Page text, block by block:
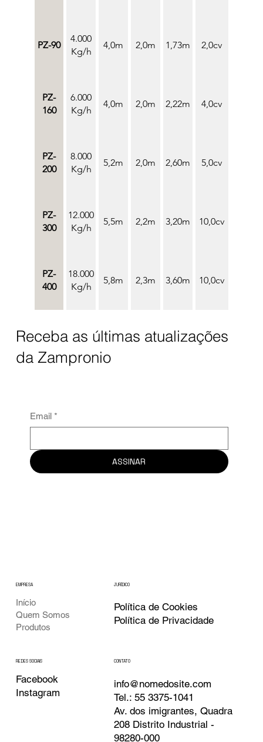
PZ-90
4.000
Kg/h
4,0m 2,0m 1,73m 2,0cv
PZ-
160
6.000
Kg/h
4,0m 2,0m 2,22m 4,0cv
PZ-
200
8.000
Kg/h
5,2m 2,0m 2,60m 5,0cv
PZ-
300
12.000
Kg/h
5,5m 2,2m 3,20m 10,0cv
PZ-
400
18.000
Kg/h
5,8m 2,3m 3,60m 10,0cv
Receba as últimas atualizações
da Zampronio
Email *
ASSINAR
Início
Quem Somos
Produtos
EMPRESA JURÍDICO
Política de Privacidade
Política de Cookies
REDES SOCIAIS
Facebook
Instagram
CONTATO
info@nomedosite.com
Tel.: 55 3375-1041
Av. dos imigrantes, Quadra
208 Distrito Industrial -
98280-000